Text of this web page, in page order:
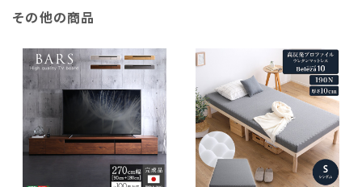
その他の商品